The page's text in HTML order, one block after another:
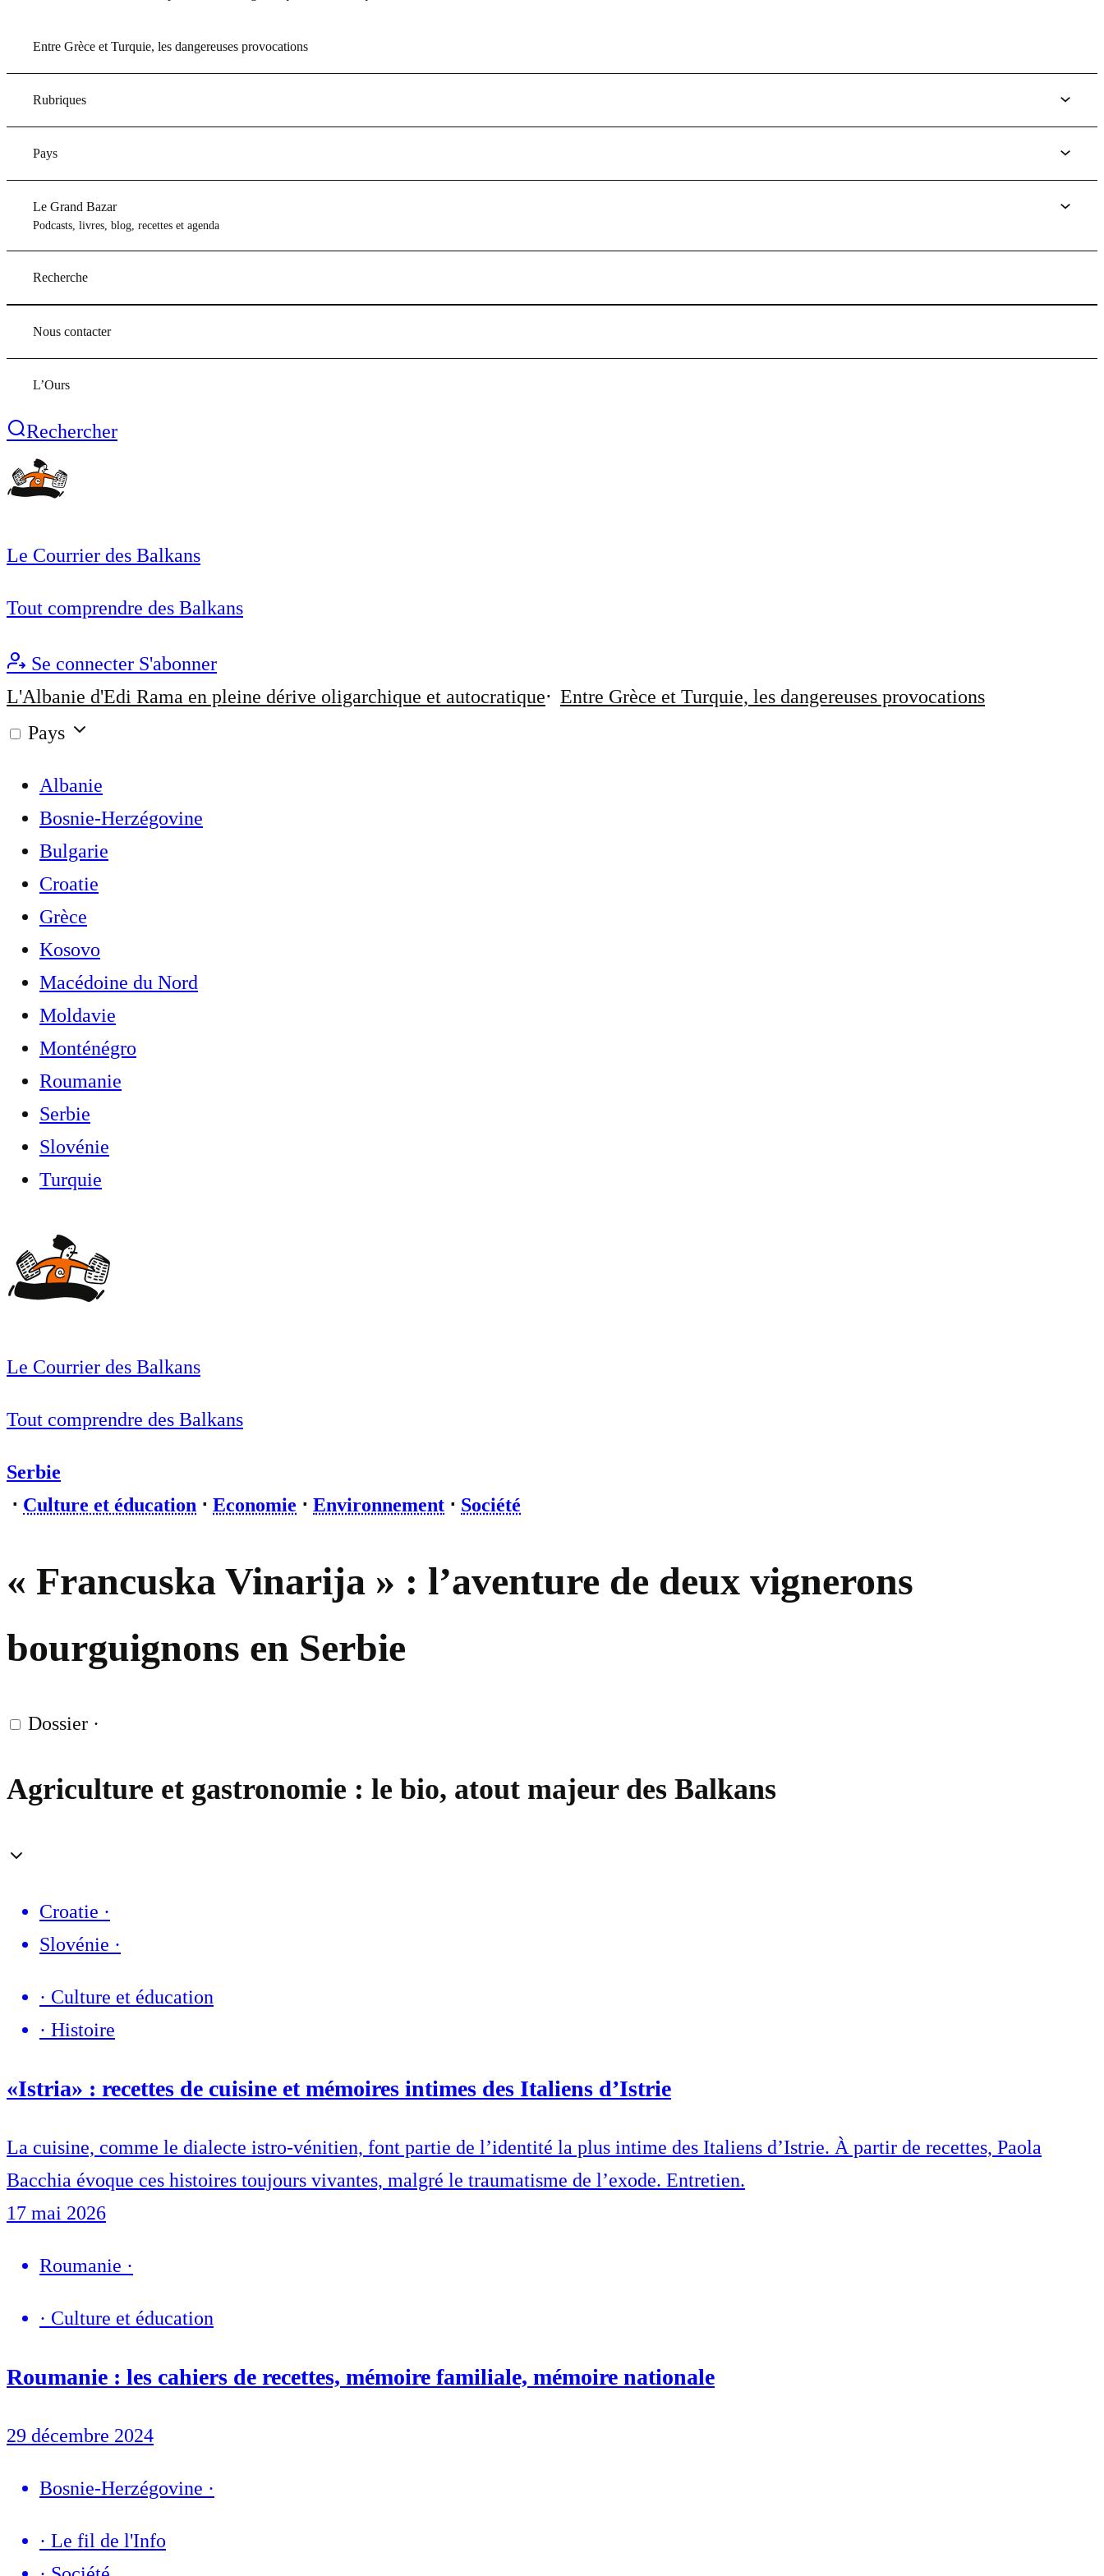
Entre Grèce et Turquie, les dangereuses provocations
Rubriques
Pays
Le Grand Bazar
Podcasts, livres, blog, recettes et agenda
Recherche
Nous contacter
L’Ours
Rechercher
Le Courrier des Balkans
Tout comprendre des Balkans
Se connecter S'abonner
L'Albanie d'Edi Rama en pleine dérive oligarchique et autocratique
Entre Grèce et Turquie, les dangereuses provocations
Pays
Albanie
Bosnie-Herzégovine
Bulgarie
Croatie
Grèce
Kosovo
Macédoine du Nord
Moldavie
Monténégro
Roumanie
Serbie
Slovénie
Turquie
Le Courrier des Balkans
Tout comprendre des Balkans
Serbie
⋅ Culture et éducation ⋅ Economie ⋅ Environnement ⋅ Société
« Francuska Vinarija » : l’aventure de deux vignerons
bourguignons en Serbie
Dossier ·
Agriculture et gastronomie : le bio, atout majeur des Balkans
Croatie ·
Slovénie ·
· Culture et éducation
· Histoire
«Istria» : recettes de cuisine et mémoires intimes des Italiens d’Istrie
La cuisine, comme le dialecte istro-vénitien, font partie de l’identité la plus intime des Italiens d’Istrie. À partir de recettes, Paola
Bacchia évoque ces histoires toujours vivantes, malgré le traumatisme de l’exode. Entretien.
17 mai 2026
Roumanie ·
· Culture et éducation
Roumanie : les cahiers de recettes, mémoire familiale, mémoire nationale
29 décembre 2024
Bosnie-Herzégovine ·
· Le fil de l'Info